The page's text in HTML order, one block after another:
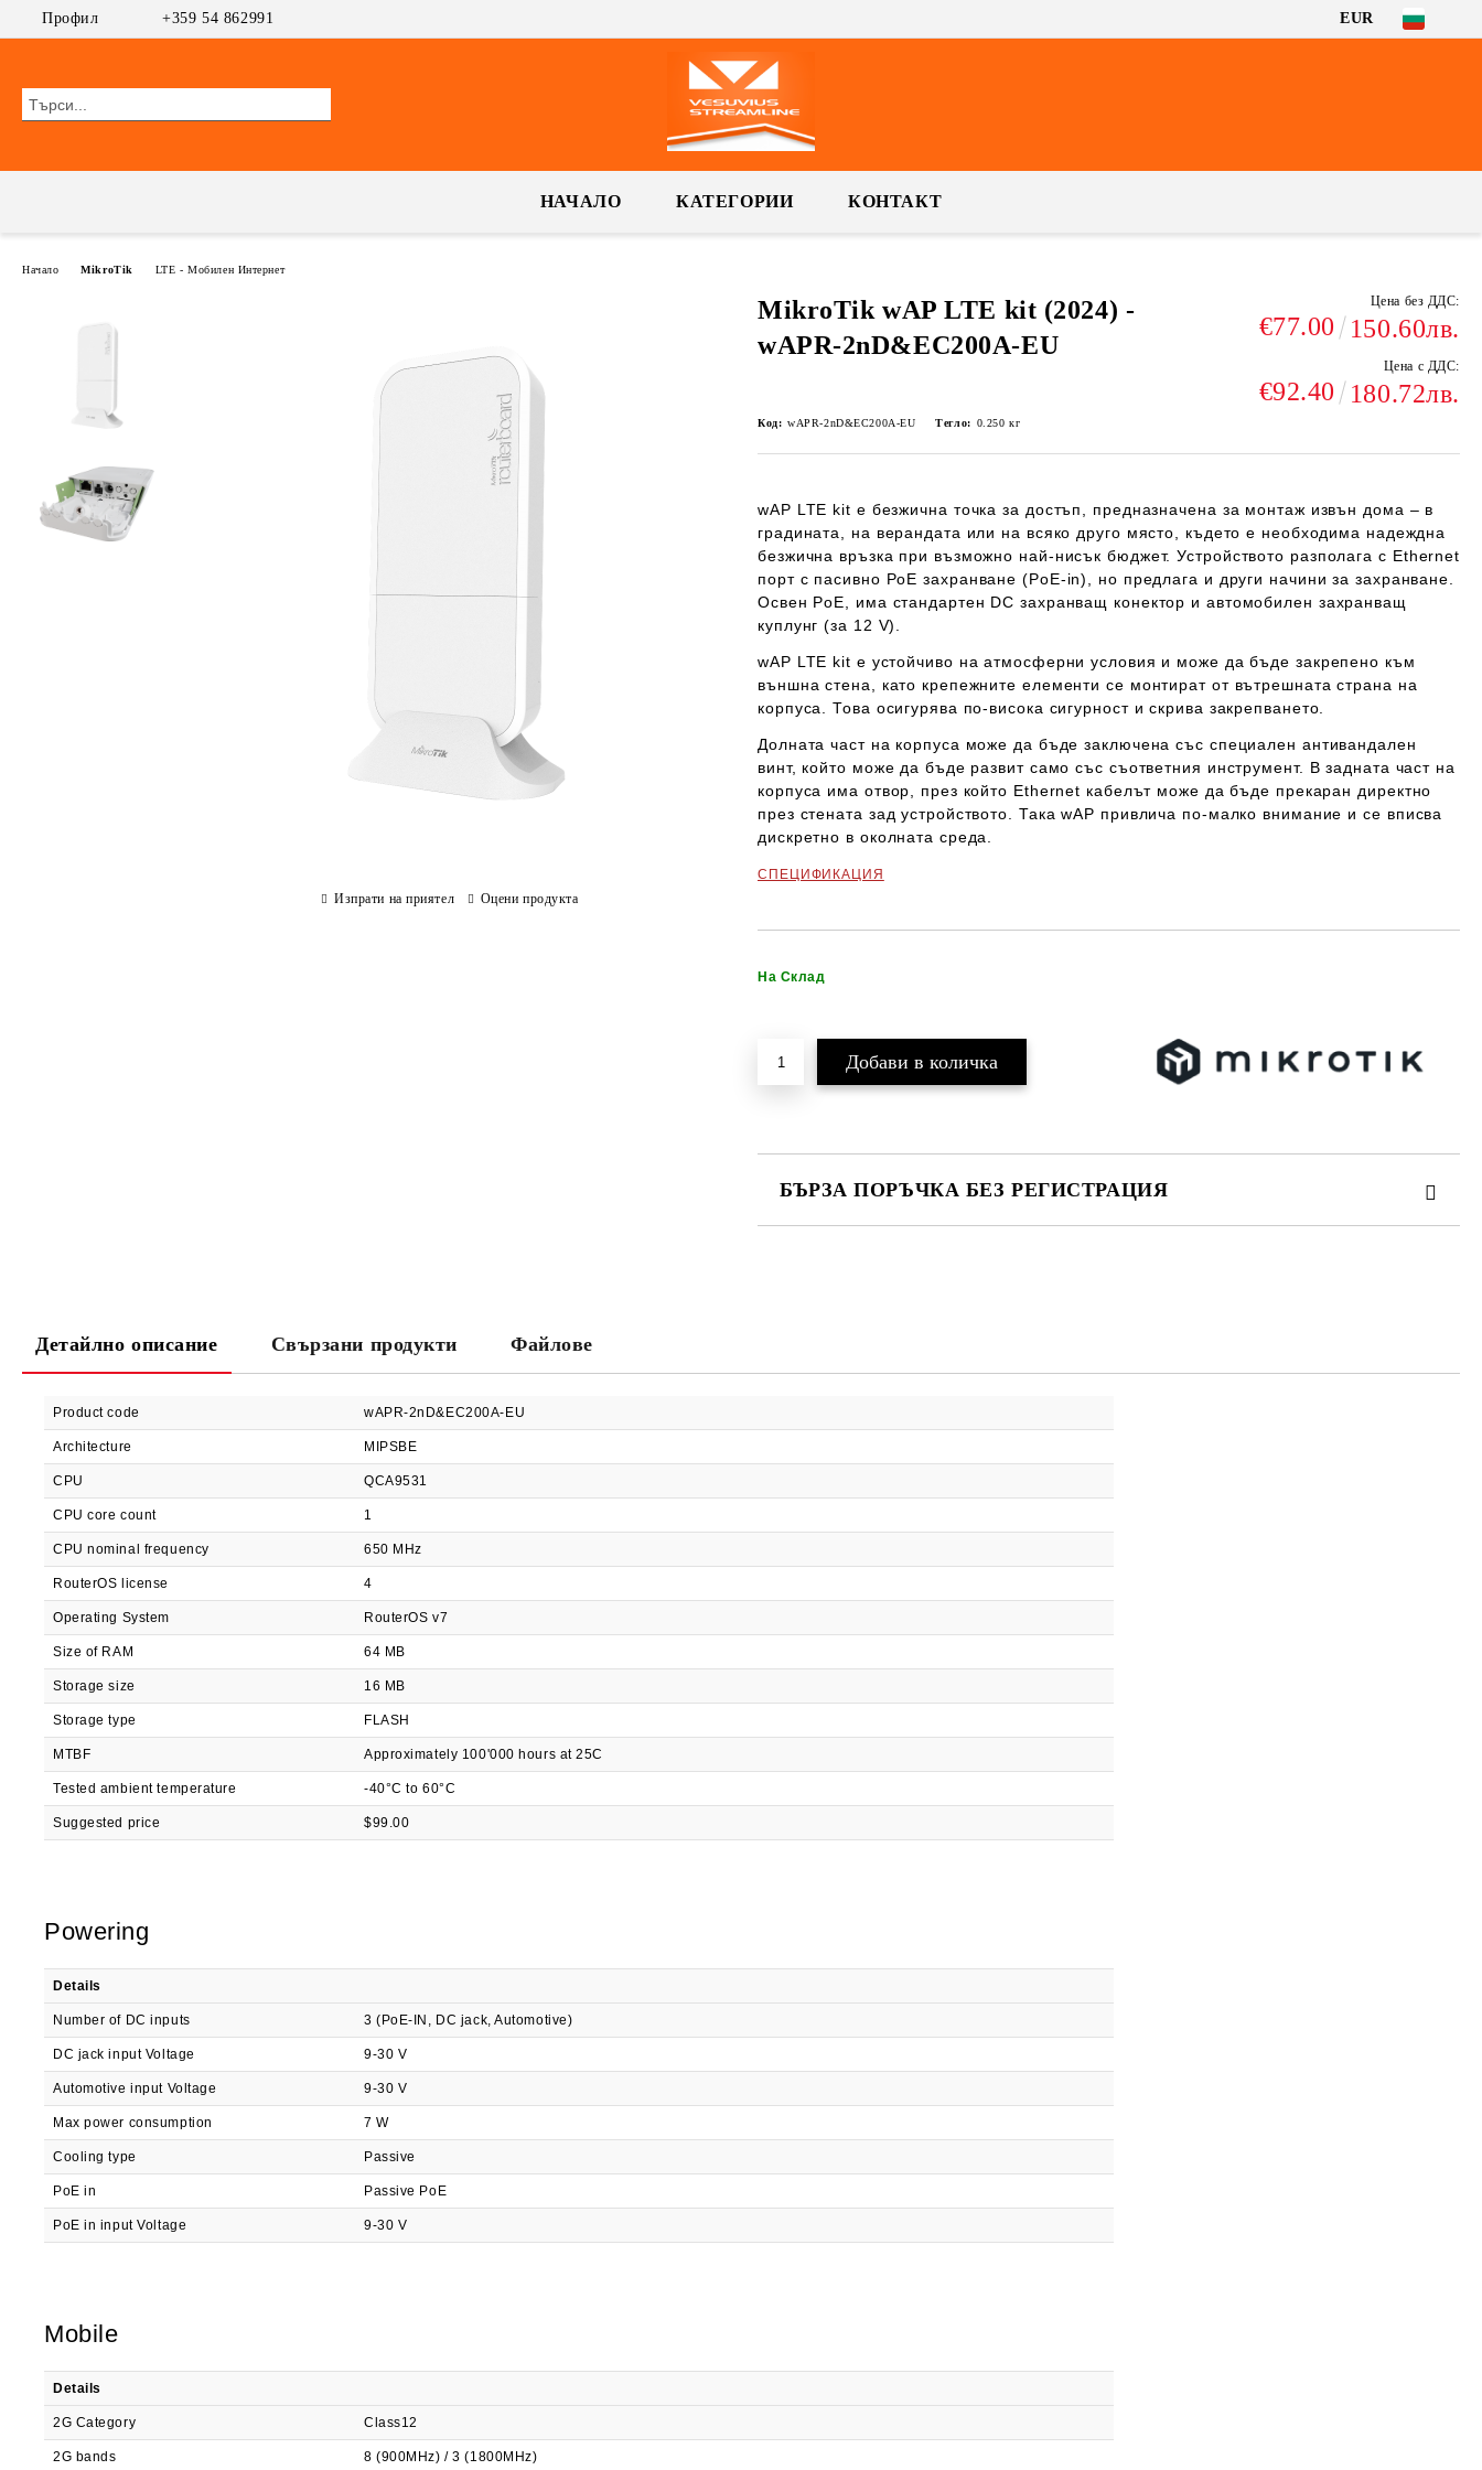
Профил +359 54 862991 EUR
НАЧАЛО КАТЕГОРИИ КОНТАКТ
Начало MikroTik LTE - Мобилен Интернет
MikroTik wAP LTE kit (2024) -
wAPR-2nD&EC200A-EU
Цена без ДДС:
€77.00 150.60лв.
Цена с ДДС:
€92.40 180.72лв.
Код: wAPR-2nD&EC200A-EU Тегло: 0.250 кг
wAP LTE kit е безжична точка за достъп, предназначена за монтаж извън дома – в
градината, на верандата или на всяко друго място, където е необходима надеждна
безжична връзка при възможно най-нисък бюджет. Устройството разполага с Ethernet
порт с пасивно PoE захранване (PoE-in)
, но предлага и други начини за захранване.
Освен PoE, има стандартен DC захранващ конектор и автомобилен захранващ
куплунг (за 12 V).
wAP LTE kit е устойчиво на атмосферни условия и може да бъде закрепено към
външна стена, като крепежните елементи се монтират от вътрешната страна на
корпуса. Това осигурява по-висока сигурност и скрива закрепването.
Долната част на корпуса може да бъде заключена със специален антивандален
винт, който може да бъде развит само със съответния инструмент. В задната част на
корпуса има отвор, през който Ethernet кабелът може да бъде прекаран директно
през стената зад устройството. Така wAP привлича по-малко внимание и се вписва
дискретно в околната среда.
СПЕЦИФИКАЦИЯ
На Склад
БЪРЗА ПОРЪЧКА БЕЗ РЕГИСТРАЦИЯ
Изпрати на приятел Оцени продукта
Детайлно описание Свързани продукти Файлове
Product code wAPR-2nD&EC200A-EU
Architecture MIPSBE
CPU QCA9531
CPU core count 1
CPU nominal frequency 650 MHz
RouterOS license 4
Operating System RouterOS v7
Size of RAM 64 MB
Storage size 16 MB
Storage type FLASH
MTBF Approximately 100'000 hours at 25C
Tested ambient temperature -40°C to 60°C
Suggested price $99.00
Powering
Details
Number of DC inputs 3 (PoE-IN, DC jack, Automotive)
DC jack input Voltage 9-30 V
Automotive input Voltage 9-30 V
Max power consumption 7 W
Cooling type Passive
PoE in Passive PoE
PoE in input Voltage 9-30 V
Mobile
Details
2G Category Class12
2G bands 8 (900MHz) / 3 (1800MHz)